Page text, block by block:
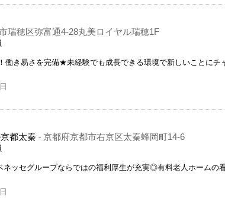
瑞穂区弥富通4-28丸美ロイヤル瑞穂1F
働き易さを完備★未経験でも成長できる環境で新しいことにチ
都太秦 - 京都府京都市右京区太秦蜂岡町14-6
ネッセグループならではの福利厚生が充実◎有料老人ホームの